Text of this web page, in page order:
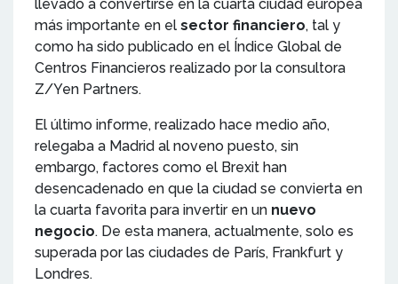
llevado a convertirse en la cuarta ciudad europea
más importante en el sector financiero, tal y
como ha sido publicado en el Índice Global de
Centros Financieros realizado por la consultora
Z/Yen Partners.
El último informe, realizado hace medio año,
relegaba a Madrid al noveno puesto, sin
embargo, factores como el Brexit han
desencadenado en que la ciudad se convierta en
la cuarta favorita para invertir en un nuevo
negocio. De esta manera, actualmente, solo es
superada por las ciudades de París, Frankfurt y
Londres.